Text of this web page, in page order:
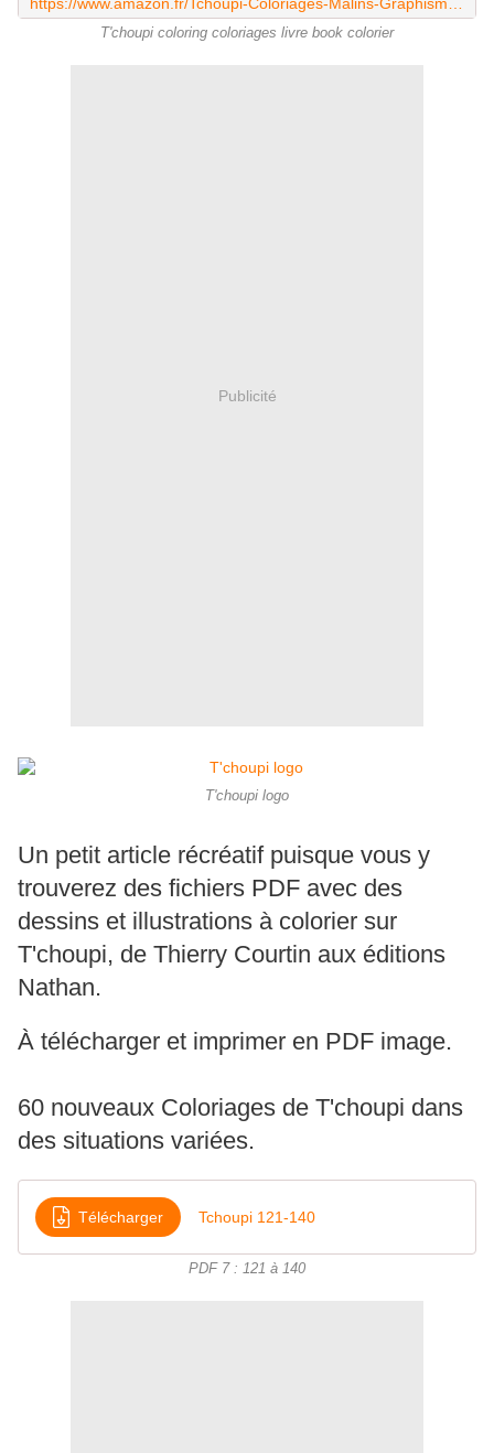
T'choupi coloring coloriages livre book colorier
Publicité
T'choupi logo
Un petit article récréatif puisque vous y
trouverez des fichiers PDF avec des
dessins et illustrations à colorier sur
T'choupi, de Thierry Courtin aux éditions
Nathan.
À télécharger et imprimer en PDF image.
60 nouveaux Coloriages de T'choupi dans
des situations variées.
Télécharger Tchoupi 121-140
PDF 7 : 121 à 140